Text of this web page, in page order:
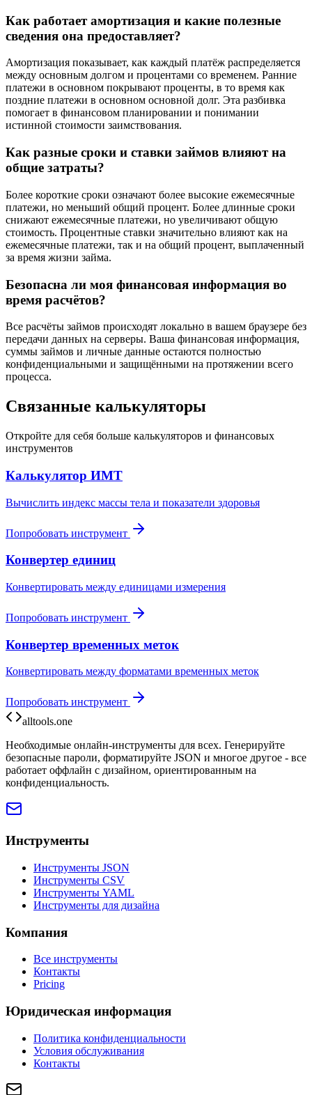
Как работает амортизация и какие полезные
сведения она предоставляет?
Амортизация показывает, как каждый платёж распределяется
между основным долгом и процентами со временем. Ранние
платежи в основном покрывают проценты, в то время как
поздние платежи в основном основной долг. Эта разбивка
помогает в финансовом планировании и понимании
истинной стоимости заимствования.
Как разные сроки и ставки займов влияют на
общие затраты?
Более короткие сроки означают более высокие ежемесячные
платежи, но меньший общий процент. Более длинные сроки
снижают ежемесячные платежи, но увеличивают общую
стоимость. Процентные ставки значительно влияют как на
ежемесячные платежи, так и на общий процент, выплаченный
за время жизни займа.
Безопасна ли моя финансовая информация во
время расчётов?
Все расчёты займов происходят локально в вашем браузере без
передачи данных на серверы. Ваша финансовая информация,
суммы займов и личные данные остаются полностью
конфиденциальными и защищёнными на протяжении всего
процесса.
Связанные калькуляторы
Откройте для себя больше калькуляторов и финансовых
инструментов
Калькулятор ИМТ
Вычислить индекс массы тела и показатели здоровья
Попробовать инструмент
Конвертер единиц
Конвертировать между единицами измерения
Попробовать инструмент
Конвертер временных меток
Конвертировать между форматами временных меток
Попробовать инструмент
alltools.one
Необходимые онлайн-инструменты для всех. Генерируйте
безопасные пароли, форматируйте JSON и многое другое - все
работает оффлайн с дизайном, ориентированным на
конфиденциальность.
Инструменты
Инструменты JSON
Инструменты CSV
Инструменты YAML
Инструменты для дизайна
Компания
Все инструменты
Контакты
Pricing
Юридическая информация
Политика конфиденциальности
Условия обслуживания
Контакты